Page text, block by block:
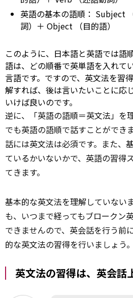
英語の基本の語順： Subject
詞）＋ Object （目的語）
このように、日本語と英語では語
語は、どの順番で英単語を入れて
言語です。ですので、英文法を習
解すれば、後は言いたいことに応
いけば良いのです。
逆に、「英語の語順＝英文法」を
でも英語の語順で話すことができ
話には英文法は必須です。また、
ているかいないかで、英語の習得
てきます。
基本的な英文法を理解していない
も、いつまで経ってもブロークン
できませんので、英会話を行う前
的な英文法の習得を行いましょう。
英文法の習得は、英会話